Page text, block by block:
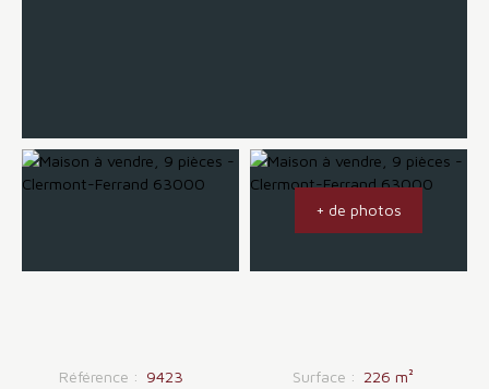
+ de photos
Référence : 9423 Surface : 226 m²